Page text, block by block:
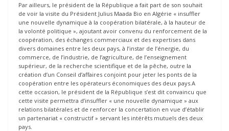
Par ailleurs, le président de la République a fait part de son souhait
de voir la visite du Président Julius Maada Bio en Algérie « insuffler
une nouvelle dynamique à la coopération bilatérale, à la hauteur de
la volonté politique », ajoutant avoir convenu du renforcement de la
coopération, des échanges commerciaux et des expertises dans
divers domaines entre les deux pays, à l’instar de l’énergie, du
commerce, de l’industrie, de l’agriculture, de l’enseignement
supérieur, de la recherche scientifique et de la pêche, outre la
création d’un Conseil d’affaires conjoint pour jeter les ponts de la
coopération entre les opérateurs économiques des deux pays.A
cette occasion, le président de la République s’est dit convaincu que
cette visite permettra d’insuffler « une nouvelle dynamique » aux
relations bilatérales et de renforcer la concertation en vue d’établir
un partenariat « constructif » servant les intérêts mutuels des deux
pays.